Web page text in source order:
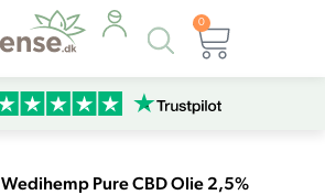
Products
search
0
Kurv
Wedihemp Pure CBD Olie 2,5%